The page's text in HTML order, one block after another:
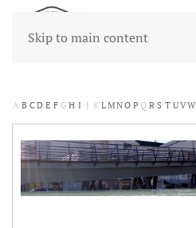
Skip to main content
A B CD E F G H I J K LMNO P Q R S T UVW